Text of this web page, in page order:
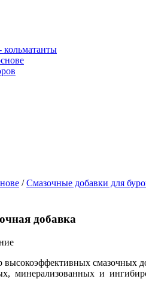
/Смазочные добавки для
добавка
высокоэффективных смазочных
минерализованных и